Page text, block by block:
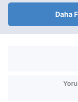
Daha